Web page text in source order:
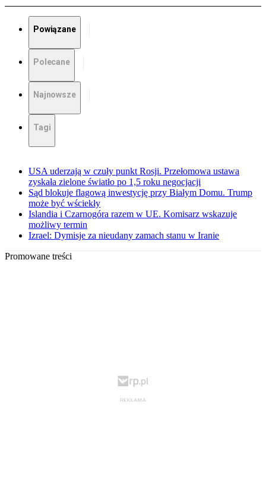
Powiązane
Polecane
Najnowsze
Tagi
USA uderzają w czuły punkt Rosji. Przełomowa ustawa
zyskała zielone światło po 1,5 roku negocjacji
Sąd blokuje flagową inwestycję przy Białym Domu. Trump
może być wściekły
Islandia i Czarnogóra razem w UE. Komisarz wskazuje
możliwy termin
Izrael: Dymisje za nieudany zamach stanu w Iranie
Promowane treści